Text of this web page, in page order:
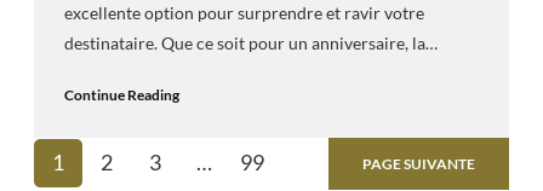
excellente option pour surprendre et ravir votre
destinataire. Que ce soit pour un anniversaire, la…
Continue Reading
1 2 3 … 99 PAGE SUIVANTE